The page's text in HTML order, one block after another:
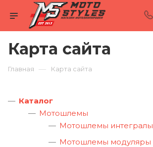
Карта сайта
Главная — Карта сайта
Каталог
Мотошлемы
Мотошлемы интегралы
Мотошлемы модуляры